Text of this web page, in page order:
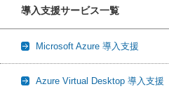
導入支援サービス一覧
Microsoft Azure 導入支援
Azure Virtual Desktop 導入支援